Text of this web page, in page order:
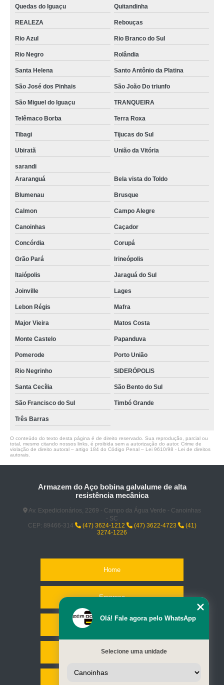
Quedas do Iguaçu Quitandinha
REALEZA Rebouças
Rio Azul Rio Branco do Sul
Rio Negro Rolândia
Santa Helena Santo Antônio da Platina
São José dos Pinhais São João Do triunfo
São Miguel do Iguaçu TRANQUEIRA
Telêmaco Borba Terra Roxa
Tibagi Tijucas do Sul
Ubiratã União da Vitória
sarandi
Araranguá
Bela vista do Toldo
Blumenau Brusque
Calmon Campo Alegre
Canoinhas Caçador
Concórdia Corupá
Grão Pará Irineópolis
Itaiópolis Jaraguá do Sul
Joinville Lages
Lebon Régis Mafra
Major Vieira Matos Costa
Monte Castelo Papanduva
Pomerode Porto União
Rio Negrinho SIDERÓPOLIS
Santa Cecília São Bento do Sul
São Francisco do Sul Timbó Grande
Três Barras
O conteúdo do texto desta página é de direito reservado. Sua reprodução, parcial ou
total, mesmo citando nossos links, é proibida sem a autorização do autor. Crime de
violação de direito autoral – artigo 184 do Código Penal – Lei 9610/98 - Lei de direitos
autorais
Armazem do Aço bobina galvalume de alta
resistência mecânica
Av. Expedicionários, 2269 - Campo da Água Verde - Canoinhas
- SC
CEP: 89466-314
(47) 3624-1212 (47) 3622-4723
(41)
3274-1226
Home
Empresa
Serviços
Olá! Fale agora pelo WhatsApp
Selecione uma unidade